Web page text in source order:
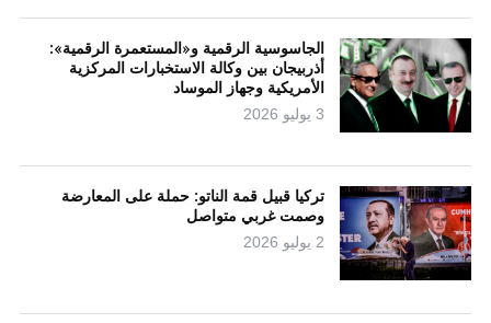
الجاسوسية الرقمية و«المستعمرة الرقمية»:
أذربيجان بين وكالة الاستخبارات المركزية
الأمريكية وجهاز الموساد
3 يوليو 2026
تركيا قبيل قمة الناتو: حملة على المعارضة
وصمت غربي متواصل
2 يوليو 2026